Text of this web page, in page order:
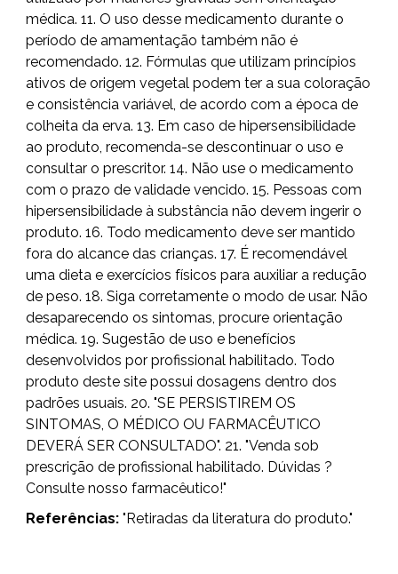
médica. 11. O uso desse medicamento durante o
período de amamentação também não é
recomendado. 12. Fórmulas que utilizam princípios
ativos de origem vegetal podem ter a sua coloração
e consistência variável, de acordo com a época de
colheita da erva. 13. Em caso de hipersensibilidade
ao produto, recomenda-se descontinuar o uso e
consultar o prescritor. 14. Não use o medicamento
com o prazo de validade vencido. 15. Pessoas com
hipersensibilidade à substância não devem ingerir o
produto. 16. Todo medicamento deve ser mantido
fora do alcance das crianças. 17. É recomendável
uma dieta e exercícios físicos para auxiliar a redução
de peso. 18. Siga corretamente o modo de usar. Não
desaparecendo os sintomas, procure orientação
médica. 19. Sugestão de uso e benefícios
desenvolvidos por profissional habilitado. Todo
produto deste site possui dosagens dentro dos
padrões usuais. 20. "SE PERSISTIREM OS
SINTOMAS, O MÉDICO OU FARMACÊUTICO
DEVERÁ SER CONSULTADO". 21. "Venda sob
prescrição de profissional habilitado. Dúvidas ?
Consulte nosso farmacêutico!"
Referências: "Retiradas da literatura do produto."